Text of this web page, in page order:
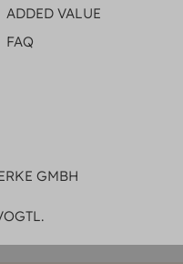
ADDED VALUE
FAQ
GMBH